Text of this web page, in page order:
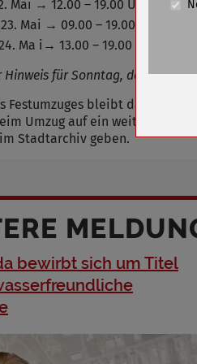
Mai → 12.00 – 19.00 Uhr
Mai → 09.00 – 19.00 Uhr
Ma i→ 13.00 – 19.00 Uhr
Hinweis für Sonntag, den 24.
Festumzuges bleibt das
Umzug auf ein weiteres
Stadtarchiv geben.
bewirbt sich um Titel
Cookie
Anbieter
Cookie